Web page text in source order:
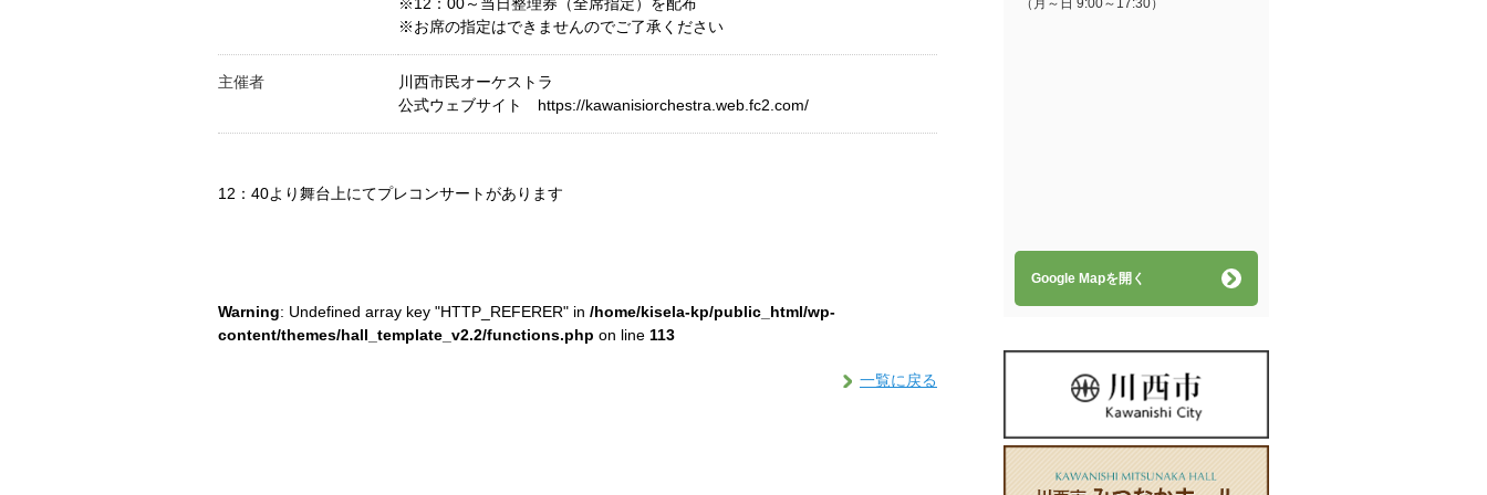
※お席の指定はできませんのでご了承ください
主催者
川西市民オーケストラ
公式ウェブサイト https://kawanisiorchestra.web.fc2.com/
12：40より舞台上にてプレコンサートがあります
Warning: Undefined array key "HTTP_REFERER" in /home/kisela-kp/public_html/wp-
content/themes/hall_template_v2.2/functions.php on line 113
一覧に戻る
Google Mapを開く